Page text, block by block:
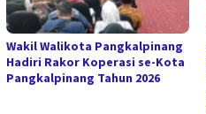
Wakil Walikota Pangkalpinang
Hadiri Rakor Koperasi se-Kota
Pangkalpinang Tahun 2026